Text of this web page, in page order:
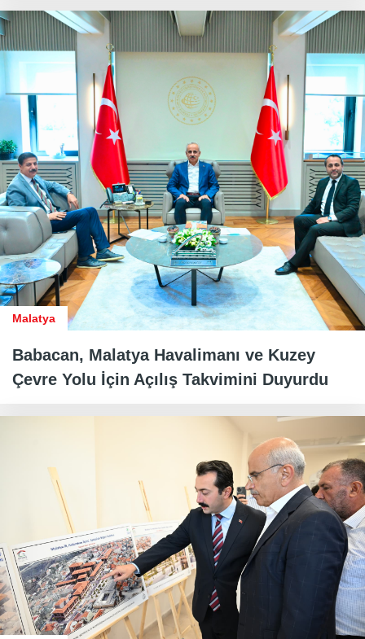
Malatya
Babacan, Malatya Havalimanı ve Kuzey
Çevre Yolu İçin Açılış Takvimini Duyurdu